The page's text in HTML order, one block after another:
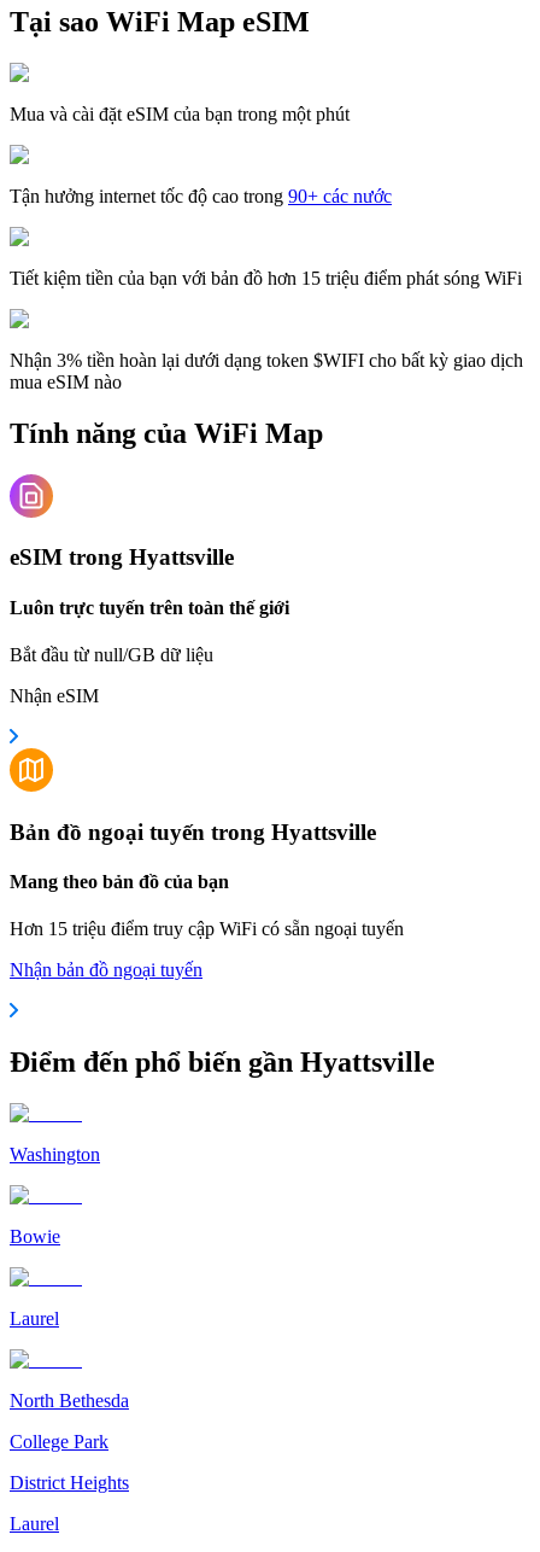
Tại sao WiFi Map eSIM
Mua và cài đặt eSIM của bạn trong một phút
Tận hưởng internet tốc độ cao trong 90+ các nước
Tiết kiệm tiền của bạn với bản đồ hơn 15 triệu điểm phát sóng WiFi
Nhận 3% tiền hoàn lại dưới dạng token $WIFI cho bất kỳ giao dịch
mua eSIM nào
Tính năng của WiFi Map
eSIM trong Hyattsville
Luôn trực tuyến trên toàn thế giới
Bắt đầu từ null/GB dữ liệu
Nhận eSIM
Bản đồ ngoại tuyến trong Hyattsville
Mang theo bản đồ của bạn
Hơn 15 triệu điểm truy cập WiFi có sẵn ngoại tuyến
Nhận bản đồ ngoại tuyến
Điểm đến phổ biến gần Hyattsville
Washington
Bowie
Laurel
North Bethesda
College Park
District Heights
Laurel